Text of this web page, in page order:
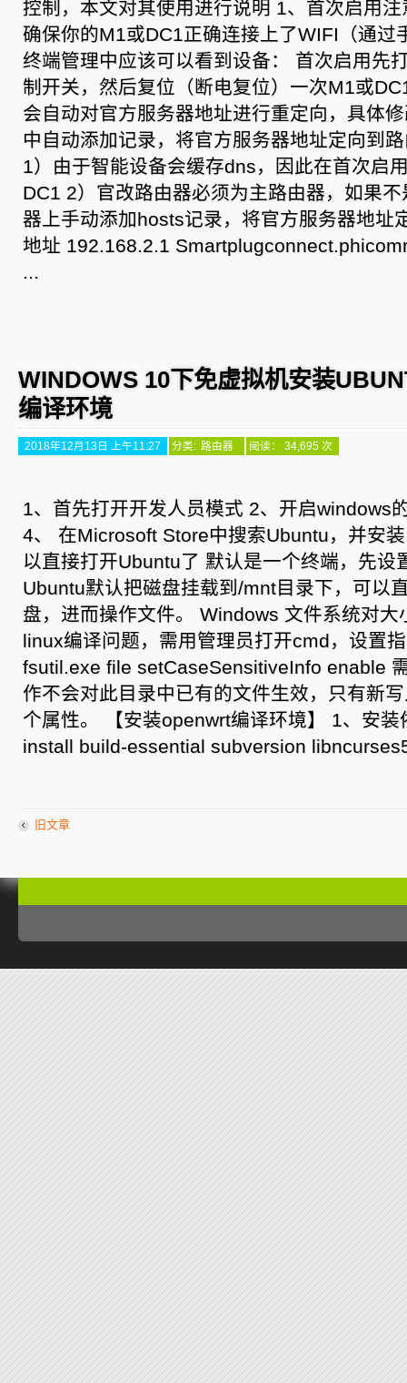
控制，本文对其使用进行说明 1、首次启用
确保你的M1或DC1正确连接上了WIFI（通过
终端管理中应该可以看到设备： 首次启用先
制开关，然后复位（断电复位）一次M1或
会自动对官方服务器地址进行重定向，具体
中自动添加记录，将官方服务器地址定向到
1）由于智能设备会缓存dns，因此在首次启
DC1 2）官改路由器必须为主路由器，如果
器上手动添加hosts记录，将官方服务器地址
地址 192.168.2.1
...
WINDOWS 10下免虚拟机安装
编译环境
2018年12月13日 上午11:27 分类: 路由器 阅读： 34,695 次
1、首先打开开发人员模式 2、开启windows
4、 在Microsoft Store中搜索Ubuntu，并安
以直接打开Ubuntu了 默认是一个终端，先设
Ubuntu默认把磁盘挂载到/mnt目录下，可以
盘，进而操作文件。 Win­dows 文件系统对大
linux编译问题，需用管理员打开cmd，设置
fsutil.exe file setCaseSensitiveInfo enable
作不会对此目录中已有的文件生效，只有新
个属性。 【安装openwrt编译环境】 1、安
install build-essential subversion
旧文章